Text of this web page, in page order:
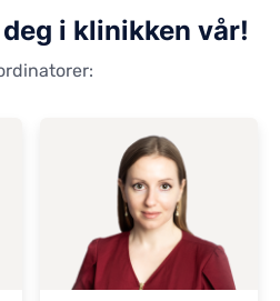
i klinikken vår!